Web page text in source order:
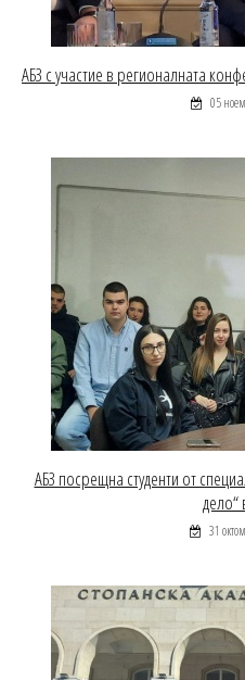
АБЗ с участие в регионалната
05
АБЗ посрещна студенти от
дело“
31